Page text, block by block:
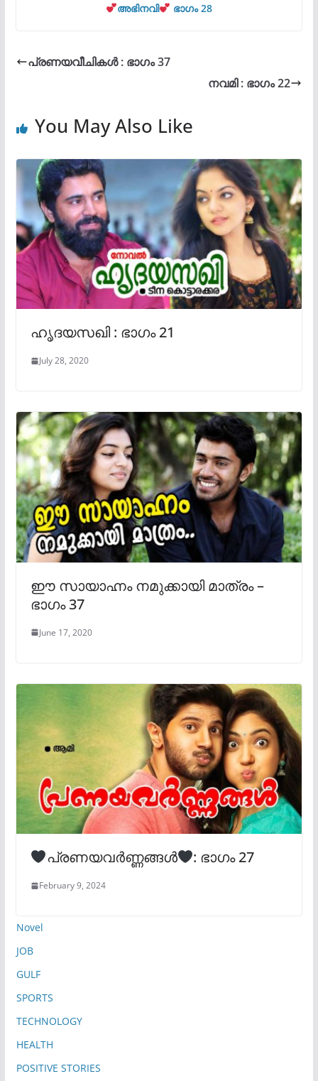
അഭിനവി ഭാഗം 28
പ്രണയവീചികൾ : ഭാഗം 37
നവമി : ഭാഗം 22
You May Also Like
ഹൃദയസഖി : ഭാഗം 21
July 28, 2020
ഈ സായാഹ്നം നമുക്കായി മാത്രം –
ഭാഗം 37
June 17, 2020
പ്രണയവർണ്ണങ്ങൾ : ഭാഗം 27
February 9, 2024
Novel
JOB
GULF
SPORTS
TECHNOLOGY
HEALTH
POSITIVE STORIES